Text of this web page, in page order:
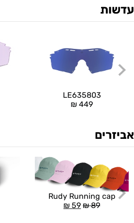
עדשות
LE635803
₪ 449
אביזרים
Rudy Running cap
₪89
₪ 59